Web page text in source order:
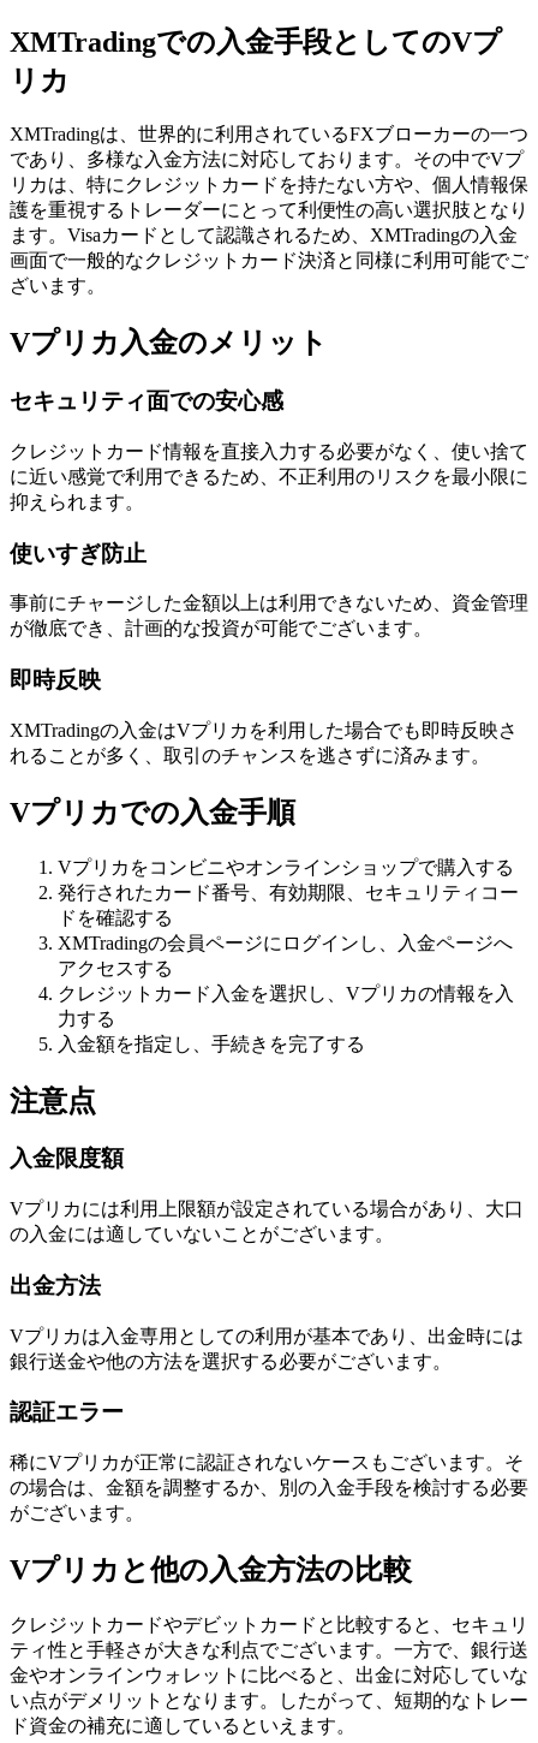
XMTradingでの入金手段としてのVプ
リカ
XMTradingは、世界的に利用されているFXブローカーの一つ
であり、多様な入金方法に対応しております。その中でVプ
リカは、特にクレジットカードを持たない方や、個人情報保
護を重視するトレーダーにとって利便性の高い選択肢となり
ます。Visaカードとして認識されるため、XMTradingの入金
画面で一般的なクレジットカード決済と同様に利用可能でご
ざいます。
Vプリカ入金のメリット
セキュリティ面での安心感
クレジットカード情報を直接入力する必要がなく、使い捨て
に近い感覚で利用できるため、不正利用のリスクを最小限に
抑えられます。
使いすぎ防止
事前にチャージした金額以上は利用できないため、資金管理
が徹底でき、計画的な投資が可能でございます。
即時反映
XMTradingの入金はVプリカを利用した場合でも即時反映さ
れることが多く、取引のチャンスを逃さずに済みます。
Vプリカでの入金手順
Vプリカをコンビニやオンラインショップで購入する
発行されたカード番号、有効期限、セキュリティコー
ドを確認する
XMTradingの会員ページにログインし、入金ページへ
アクセスする
クレジットカード入金を選択し、Vプリカの情報を入
力する
入金額を指定し、手続きを完了する
注意点
入金限度額
Vプリカには利用上限額が設定されている場合があり、大口
の入金には適していないことがございます。
出金方法
Vプリカは入金専用としての利用が基本であり、出金時には
銀行送金や他の方法を選択する必要がございます。
認証エラー
稀にVプリカが正常に認証されないケースもございます。そ
の場合は、金額を調整するか、別の入金手段を検討する必要
がございます。
Vプリカと他の入金方法の比較
クレジットカードやデビットカードと比較すると、セキュリ
ティ性と手軽さが大きな利点でございます。一方で、銀行送
金やオンラインウォレットに比べると、出金に対応していな
い点がデメリットとなります。したがって、短期的なトレー
ド資金の補充に適しているといえます。